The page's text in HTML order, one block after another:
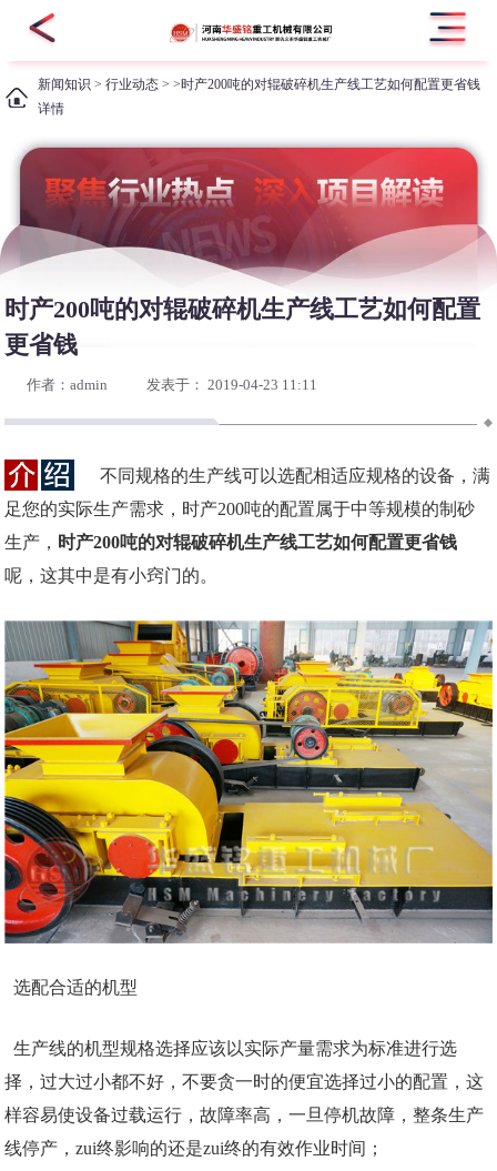
新闻知识 >行业动态 > >时产200吨的对辊破碎机生产线工艺如何配置更省钱
详情
时产200吨的对辊破碎机生产线工艺如何配置
更省钱
作者：admin 发表于： 2019-04-23 11:11
不同规格的生产线可以选配相适应规格的设备，满
足您的实际生产需求，时产200吨的配置属于中等规模的制砂
生产， 时产200吨的对辊破碎机生产线工艺如何配置更省钱
呢 ，这其中是有小窍门的。
选配合适的机型
生产线的机型规格选择应该以实际产量需求为标准进行选
择，过大过小都不好，不要贪一时的便宜选择过小的配置，这
样容易使设备过载运行，故障率高，一旦停机故障，整条生产
线停产，zui终影响的还是zui终的有效作业时间；